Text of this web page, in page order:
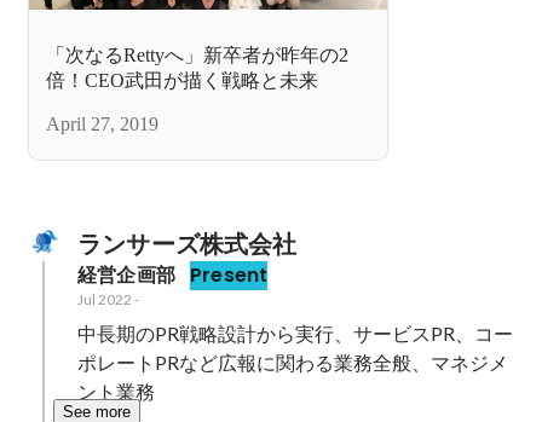
「次なるRettyへ」新卒者が昨年の2
倍！CEO武田が描く戦略と未来
April 27, 2019
ランサーズ株式会社
経営企画部 Present
Jul 2022 -
中長期のPR戦略設計から実行、サービスPR、コー
ポレートPRなど広報に関わる業務全般、マネジメ
ント業務
See more